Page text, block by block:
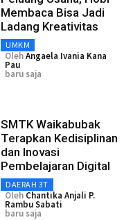
Membaca Bisa Jadi
Ladang Kreativitas
UMKM
OlehAngaela Ivania Kana
Pau
baru saja
SMTK Waikabubak
Terapkan Kedisiplinan
dan Inovasi
Pembelajaran Digital
DAERAH 3T
Oleh Chantika Anjali P.
Rambu Sabati
baru saja